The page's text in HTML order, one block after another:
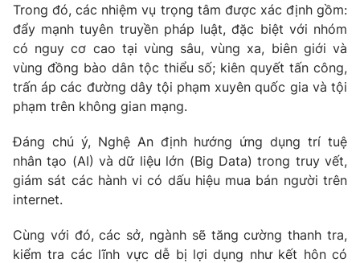
Trong đó, các nhiệm vụ trọng tâm được xác định gồm:
đẩy mạnh tuyên truyền pháp luật, đặc biệt với nhóm
có nguy cơ cao tại vùng sâu, vùng xa, biên giới và
vùng đồng bào dân tộc thiểu số; kiên quyết tấn công,
trấn áp các đường dây tội phạm xuyên quốc gia và tội
phạm trên không gian mạng.
Đáng chú ý, Nghệ An định hướng ứng dụng trí tuệ
nhân tạo (AI) và dữ liệu lớn (Big Data) trong truy vết,
giám sát các hành vi có dấu hiệu mua bán người trên
internet.
Cùng với đó, các sở, ngành sẽ tăng cường thanh tra,
kiểm tra các lĩnh vực dễ bị lợi dụng như kết hôn có